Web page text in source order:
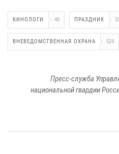
КИНОЛОГИ 40 ПРАЗДНИК
ВНЕВЕДОМСТВЕННАЯ ОХРАНА 524
Пресс-служба
национальной гвардии